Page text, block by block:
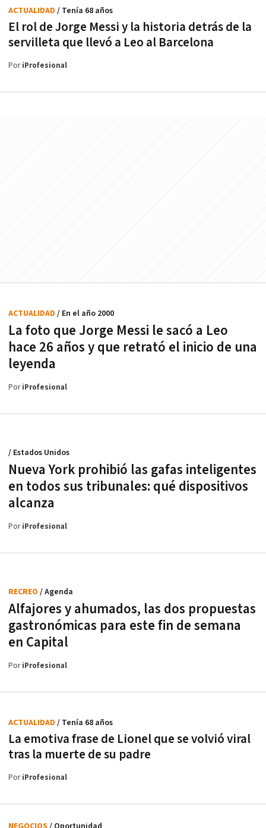
El rol de Jorge Messi y la historia detrás de la
servilleta que llevó a Leo al Barcelona
ACTUALIDAD / Tenía 68 años
PoriProfesional
La foto que Jorge Messi le sacó a Leo
hace 26 años y que retrató el inicio de una
leyenda
ACTUALIDAD / En el año 2000
PoriProfesional
Nueva York prohibió las gafas inteligentes
en todos sus tribunales: qué dispositivos
alcanza
/ Estados Unidos
PoriProfesional
Alfajores y ahumados, las dos propuestas
gastronómicas para este fin de semana
en Capital
RECREO / Agenda
PoriProfesional
La emotiva frase de Lionel que se volvió viral
tras la muerte de su padre
ACTUALIDAD / Tenía 68 años
PoriProfesional